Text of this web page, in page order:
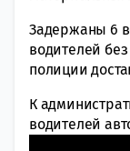
Задержаны 6
водителей
полиции
К
водителей